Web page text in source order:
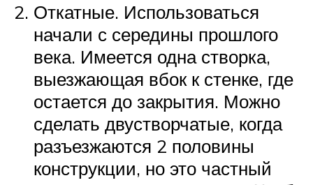
Откатные. Использоваться
начали с середины прошлого
века. Имеется одна створка,
выезжающая вбок к стенке, где
остается до закрытия. Можно
сделать двустворчатые, когда
разъезжаются 2 половины
конструкции, но это частный